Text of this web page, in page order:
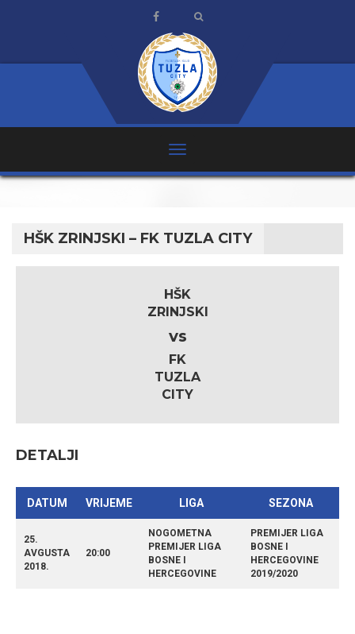
HŠK ZRINJSKI – FK TUZLA CITY
HŠK
ZRINJSKI
vs
FK
TUZLA
CITY
DETALJI
DATUM VRIJEME LIGA SEZONA
25.
AVGUSTA
2018.
20:00
NOGOMETNA
PREMIJER LIGA
BOSNE I
HERCEGOVINE
PREMIJER LIGA
BOSNE I
HERCEGOVINE
2019/2020